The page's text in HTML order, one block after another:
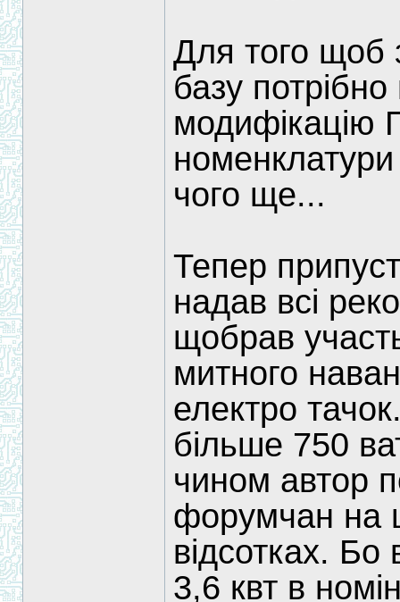
Для того щоб
базу
модифікацію
номенклатури
чого ще...
Тепер
надав всі
щобрав
митного
електро
більше 750
чином автор
форумчан на
відсотках. Бо
3,6 квт в